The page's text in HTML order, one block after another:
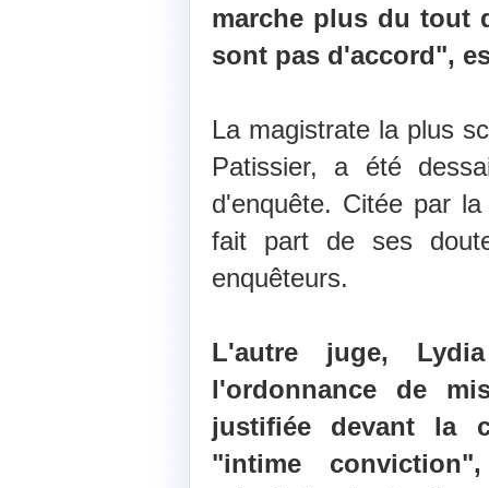
marche plus du tout
sont pas d'accord",
La magistrate la plus
Patissier, a été
d'enquête. Citée par
fait part de ses
enquêteurs.
L'autre juge,
l'ordonnance de
justifiée devant la
"intime